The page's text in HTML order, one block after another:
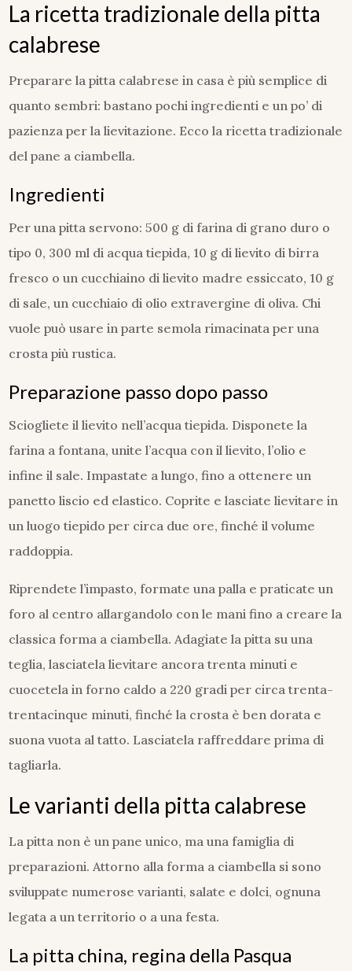
La ricetta tradizionale della pitta
calabrese
Preparare la pitta calabrese in casa è più semplice di
quanto sembri: bastano pochi ingredienti e un po’ di
pazienza per la lievitazione. Ecco la ricetta tradizionale
del pane a ciambella.
Ingredienti
Per una pitta servono: 500 g di farina di grano duro o
tipo 0, 300 ml di acqua tiepida, 10 g di lievito di birra
fresco o un cucchiaino di lievito madre essiccato, 10 g
di sale, un cucchiaio di olio extravergine di oliva. Chi
vuole può usare in parte semola rimacinata per una
crosta più rustica.
Preparazione passo dopo passo
Sciogliete il lievito nell’acqua tiepida. Disponete la
farina a fontana, unite l’acqua con il lievito, l’olio e
infine il sale. Impastate a lungo, fino a ottenere un
panetto liscio ed elastico. Coprite e lasciate lievitare in
un luogo tiepido per circa due ore, finché il volume
raddoppia.
Riprendete l’impasto, formate una palla e praticate un
foro al centro allargandolo con le mani fino a creare la
classica forma a ciambella. Adagiate la pitta su una
teglia, lasciatela lievitare ancora trenta minuti e
cuocetela in forno caldo a 220 gradi per circa trenta-
trentacinque minuti, finché la crosta è ben dorata e
suona vuota al tatto. Lasciatela raffreddare prima di
tagliarla.
Le varianti della pitta calabrese
La pitta non è un pane unico, ma una famiglia di
preparazioni. Attorno alla forma a ciambella si sono
sviluppate numerose varianti, salate e dolci, ognuna
legata a un territorio o a una festa.
La pitta china, regina della Pasqua